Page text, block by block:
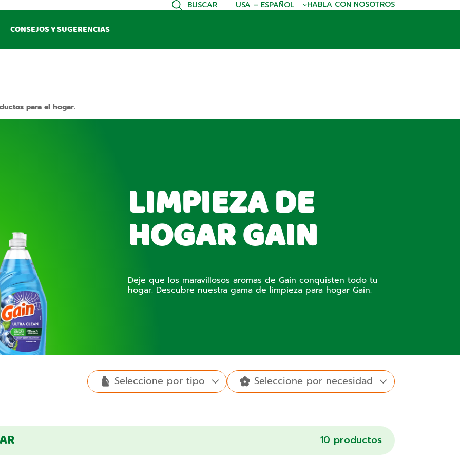
BUSCAR USA – ESPAÑOL HABLA CON NOSOTROS
CONSEJOS Y SUGERENCIAS
para el hogar.
LIMPIEZA DE
HOGAR GAIN
Deje que los maravillosos aromas de Gain conquisten todo tu
hogar. Descubre nuestra gama de limpieza para hogar Gain.
Seleccione por tipo Seleccione por necesidad
de ropa
Suavizantes
Hojitas para
de ropa en
para el
hogar
Blissful
breeze
Otros
aromas
10 productos